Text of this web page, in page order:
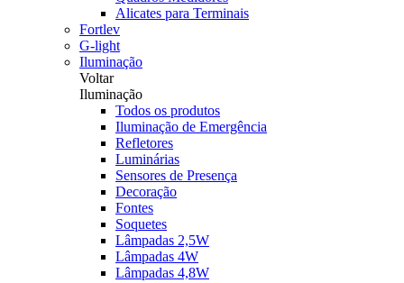
Alicates para Terminais
Fortlev
G-light
Iluminação
Voltar
Iluminação
Todos os produtos
Iluminação de Emergência
Refletores
Luminárias
Sensores de Presença
Decoração
Fontes
Soquetes
Lâmpadas 2,5W
Lâmpadas 4W
Lâmpadas 4,8W